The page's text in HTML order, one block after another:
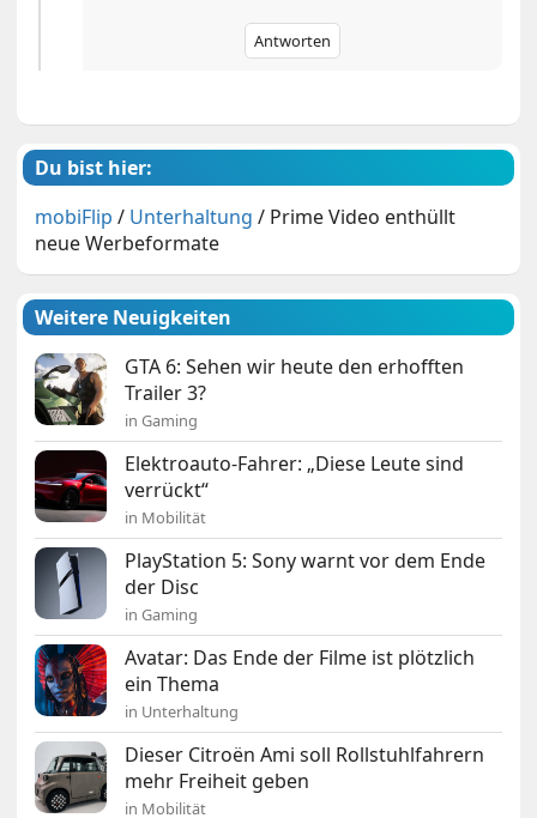
Antworten
Du bist hier:
mobiFlip / Unterhaltung / Prime Video enthüllt
neue Werbeformate
Weitere Neuigkeiten
GTA 6: Sehen wir heute den erhofften
Trailer 3?
in Gaming
Elektroauto-Fahrer: „Diese Leute sind
verrückt“
in Mobilität
PlayStation 5: Sony warnt vor dem Ende
der Disc
in Gaming
Avatar: Das Ende der Filme ist plötzlich
ein Thema
in Unterhaltung
Dieser Citroën Ami soll Rollstuhlfahrern
mehr Freiheit geben
in Mobilität